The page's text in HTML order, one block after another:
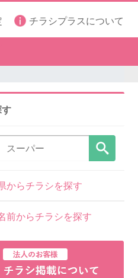
チラシプラスについて
からチラシを探す
前からチラシを探す